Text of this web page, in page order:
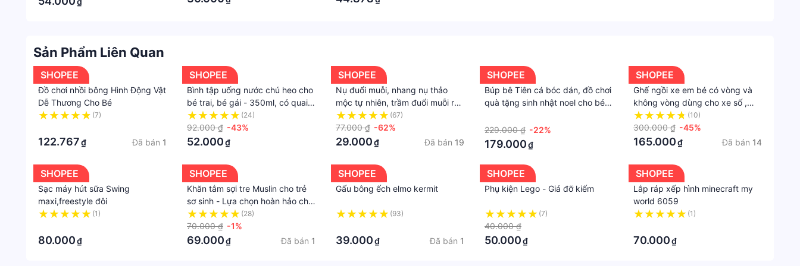
Sản Phẩm Liên Quan
SHOPEE
Đồ chơi nhồi bông Hình Động Vật
Dễ Thương Cho Bé
(7)
122.767₫ Đã bán 1
SHOPEE
Bình tập uống nước chú heo cho
bé trai, bé gái - 350ml, có quai
kèm dây đeo (24)
92.000 ₫ -43%
52.000₫
SHOPEE
Nụ đuổi muỗi, nhang nụ thảo
mộc tự nhiên, trầm đuổi muỗi rất
an toàn và đạt hiệu quả cao
(67)
77.000 ₫ -62%
29.000₫ Đã bán 19
SHOPEE
Búp bê Tiên cá bóc dán, đồ chơi
quà tặng sinh nhật noel cho bé
229.000 ₫ -22%
179.000₫
SHOPEE
Ghế ngồi xe em bé có vòng và
không vòng dùng cho xe số ,
ghế số gập inox có vòng , không
vòng , có dây đai cho bé
(10)
300.000 ₫ -45%
165.000₫ Đã bán 14
SHOPEE
Sạc máy hút sữa Swing
maxi,freestyle đôi
(1)
80.000₫
SHOPEE
Khăn tắm sợi tre Muslin cho trẻ
sơ sinh - Lựa chọn hoàn hảo cho
sức khỏe và sự phát triển của
bé.kt 1.05Mx1.05M
(28)
70.000 ₫ -1%
69.000₫ Đã bán 1
SHOPEE
Gấu bông ếch elmo kermit
(93)
39.000₫ Đã bán 1
SHOPEE
Phụ kiện Lego - Giá đỡ kiếm
(7)
40.000 ₫
50.000₫
SHOPEE
Lắp ráp xếp hình minecraft my
world 6059
(1)
70.000₫